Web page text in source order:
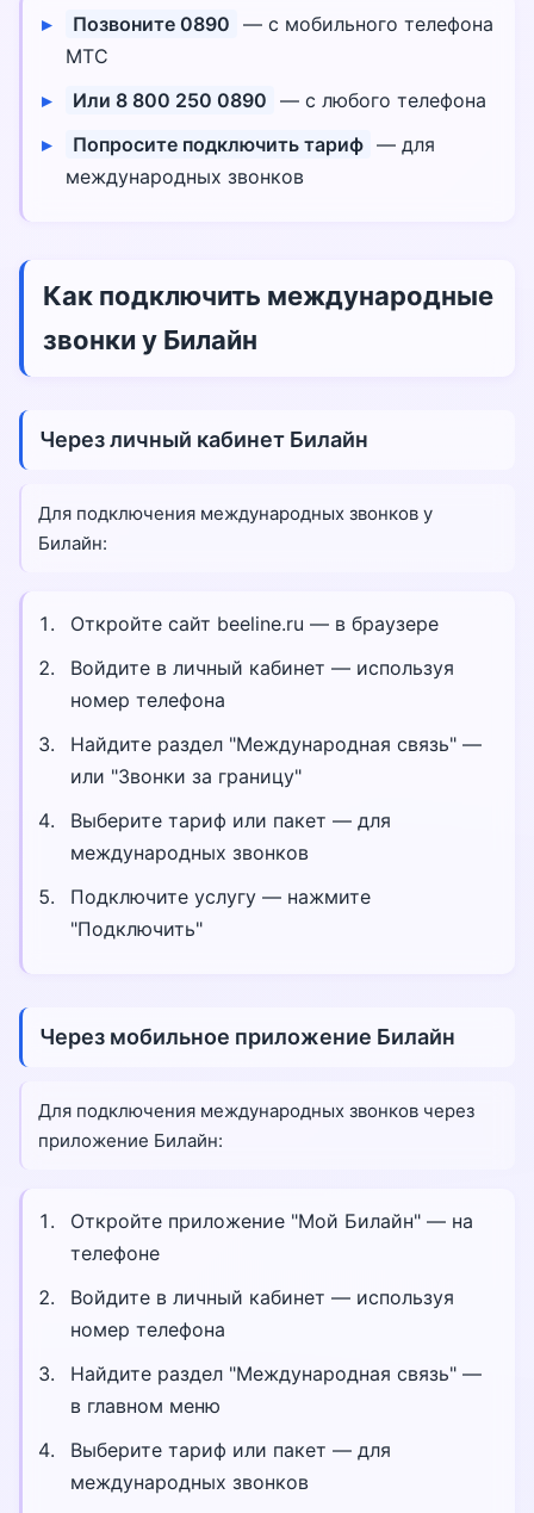
Позвоните 0890 — с мобильного телефона
МТС
Или 8 800 250 0890 — с любого телефона
Попросите подключить тариф — для
международных звонков
Как подключить международные
звонки у Билайн
Через личный кабинет Билайн
Для подключения международных звонков у
Билайн:
Откройте сайт beeline.ru — в браузере
Войдите в личный кабинет — используя
номер телефона
Найдите раздел "Международная связь" —
или "Звонки за границу"
Выберите тариф или пакет — для
международных звонков
Подключите услугу — нажмите
"Подключить"
Через мобильное приложение Билайн
Для подключения международных звонков через
приложение Билайн:
Откройте приложение "Мой Билайн" — на
телефоне
Войдите в личный кабинет — используя
номер телефона
Найдите раздел "Международная связь" —
в главном меню
Выберите тариф или пакет — для
международных звонков